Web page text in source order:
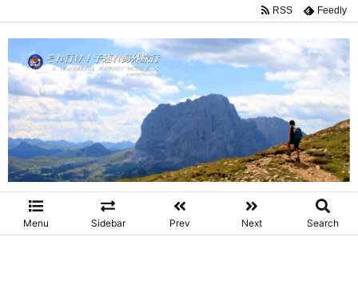
Menu Sidebar Prev Next Search
RSS Feedly